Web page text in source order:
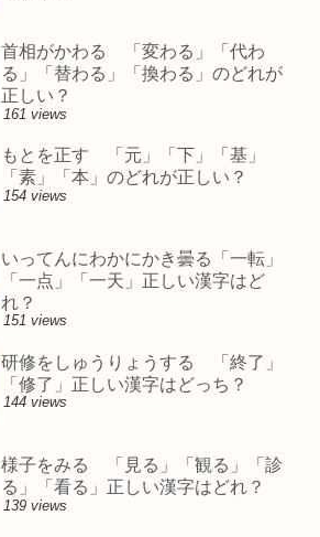
首相がかわる 「変わる」「代わ
る」「替わる」「換わる」のどれが
正しい？
161 views
もとを正す 「元」「下」「基」
「素」「本」のどれが正しい？
154 views
いってんにわかにかき曇る「一転」
「一点」「一天」正しい漢字はど
れ？
151 views
研修をしゅうりょうする 「終了」
「修了」正しい漢字はどっち？
144 views
様子をみる 「見る」「観る」「診
る」「看る」正しい漢字はどれ？
139 views